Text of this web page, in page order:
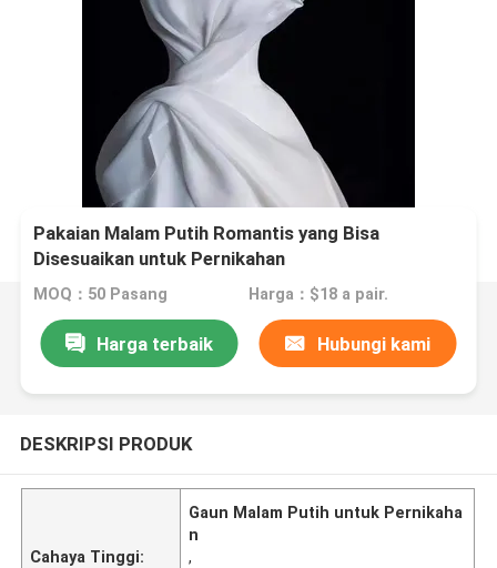
Pakaian Malam Putih Romantis yang Bisa
Disesuaikan untuk Pernikahan
MOQ：50 Pasang Harga：$18 a pair.
Harga terbaik Hubungi kami
DESKRIPSI PRODUK
Cahaya Tinggi:
Gaun Malam Putih untuk Pernikaha
n
,